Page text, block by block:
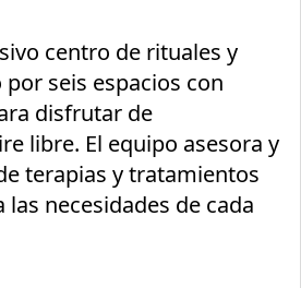
centro de rituales y
seis espacios con
disfrutar de
libre. El equipo asesora y
terapias y tratamientos
las necesidades de cada